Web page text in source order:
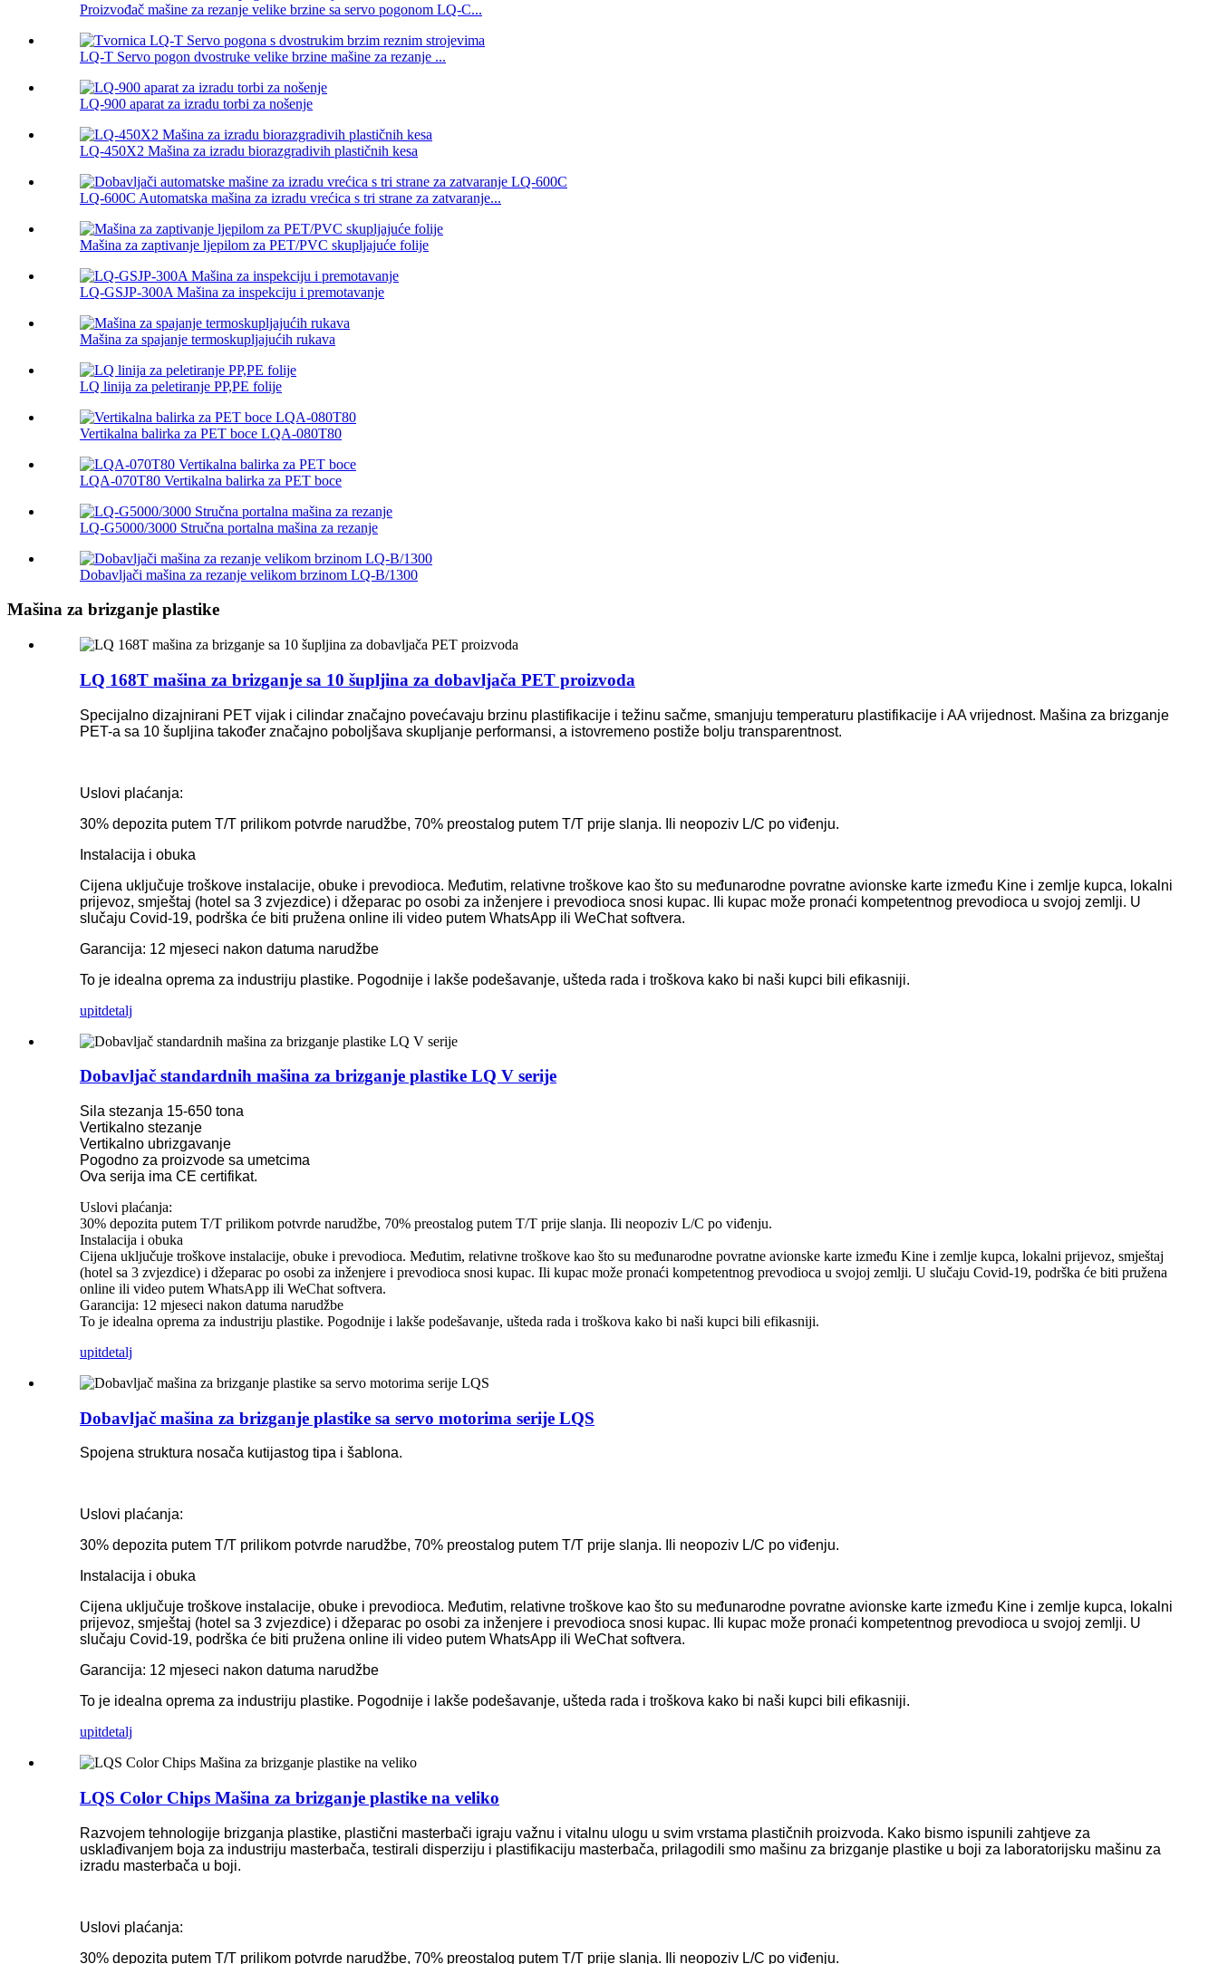
Proizvođač mašine za rezanje velike brzine sa servo pogonom LQ-C...
LQ-T Servo pogon dvostruke velike brzine mašine za rezanje ...
LQ-900 aparat za izradu torbi za nošenje
LQ-450X2 Mašina za izradu biorazgradivih plastičnih kesa
LQ-600C Automatska mašina za izradu vrećica s tri strane za zatvaranje...
Mašina za zaptivanje ljepilom za PET/PVC skupljajuće folije
LQ-GSJP-300A Mašina za inspekciju i premotavanje
Mašina za spajanje termoskupljajućih rukava
LQ linija za peletiranje PP,PE folije
Vertikalna balirka za PET boce LQA-080T80
LQA-070T80 Vertikalna balirka za PET boce
LQ-G5000/3000 Stručna portalna mašina za rezanje
Dobavljači mašina za rezanje velikom brzinom LQ-B/1300
Mašina za brizganje plastike
LQ 168T mašina za brizganje sa 10 šupljina za dobavljača PET proizvoda
Specijalno dizajnirani PET vijak i cilindar značajno povećavaju brzinu plastifikacije i težinu sačme, smanjuju temperaturu plastifikacije i AA vrijednost. Mašina za brizganje
PET-a sa 10 šupljina također značajno poboljšava skupljanje performansi, a istovremeno postiže bolju transparentnost.
Uslovi plaćanja:
30% depozita putem T/T prilikom potvrde narudžbe, 70% preostalog putem T/T prije slanja. Ili neopoziv L/C po viđenju.
Instalacija i obuka
Cijena uključuje troškove instalacije, obuke i prevodioca. Međutim, relativne troškove kao što su međunarodne povratne avionske karte između Kine i zemlje kupca, lokalni
prijevoz, smještaj (hotel sa 3 zvjezdice) i džeparac po osobi za inženjere i prevodioca snosi kupac. Ili kupac može pronaći kompetentnog prevodioca u svojoj zemlji. U
slučaju Covid-19, podrška će biti pružena online ili video putem WhatsApp ili WeChat softvera.
Garancija: 12 mjeseci nakon datuma narudžbe
To je idealna oprema za industriju plastike. Pogodnije i lakše podešavanje, ušteda rada i troškova kako bi naši kupci bili efikasniji.
upitdetalj
Dobavljač standardnih mašina za brizganje plastike LQ V serije
Sila stezanja 15-650 tona
Vertikalno stezanje
Vertikalno ubrizgavanje
Pogodno za proizvode sa umetcima
Ova serija ima CE certifikat.
Uslovi plaćanja:
30% depozita putem T/T prilikom potvrde narudžbe, 70% preostalog putem T/T prije slanja. Ili neopoziv L/C po viđenju.
Instalacija i obuka
Cijena uključuje troškove instalacije, obuke i prevodioca. Međutim, relativne troškove kao što su međunarodne povratne avionske karte između Kine i zemlje kupca, lokalni prijevoz, smještaj
(hotel sa 3 zvjezdice) i džeparac po osobi za inženjere i prevodioca snosi kupac. Ili kupac može pronaći kompetentnog prevodioca u svojoj zemlji. U slučaju Covid-19, podrška će biti pružena
online ili video putem WhatsApp ili WeChat softvera.
Garancija: 12 mjeseci nakon datuma narudžbe
To je idealna oprema za industriju plastike. Pogodnije i lakše podešavanje, ušteda rada i troškova kako bi naši kupci bili efikasniji.
upitdetalj
Dobavljač mašina za brizganje plastike sa servo motorima serije LQS
Spojena struktura nosača kutijastog tipa i šablona.
Uslovi plaćanja:
30% depozita putem T/T prilikom potvrde narudžbe, 70% preostalog putem T/T prije slanja. Ili neopoziv L/C po viđenju.
Instalacija i obuka
Cijena uključuje troškove instalacije, obuke i prevodioca. Međutim, relativne troškove kao što su međunarodne povratne avionske karte između Kine i zemlje kupca, lokalni
prijevoz, smještaj (hotel sa 3 zvjezdice) i džeparac po osobi za inženjere i prevodioca snosi kupac. Ili kupac može pronaći kompetentnog prevodioca u svojoj zemlji. U
slučaju Covid-19, podrška će biti pružena online ili video putem WhatsApp ili WeChat softvera.
Garancija: 12 mjeseci nakon datuma narudžbe
To je idealna oprema za industriju plastike. Pogodnije i lakše podešavanje, ušteda rada i troškova kako bi naši kupci bili efikasniji.
upitdetalj
LQS Color Chips Mašina za brizganje plastike na veliko
Razvojem tehnologije brizganja plastike, plastični masterbači igraju važnu i vitalnu ulogu u svim vrstama plastičnih proizvoda. Kako bismo ispunili zahtjeve za
usklađivanjem boja za industriju masterbača, testirali disperziju i plastifikaciju masterbača, prilagodili smo mašinu za brizganje plastike u boji za laboratorijsku mašinu za
izradu masterbača u boji.
Uslovi plaćanja:
30% depozita putem T/T prilikom potvrde narudžbe, 70% preostalog putem T/T prije slanja. Ili neopoziv L/C po viđenju.